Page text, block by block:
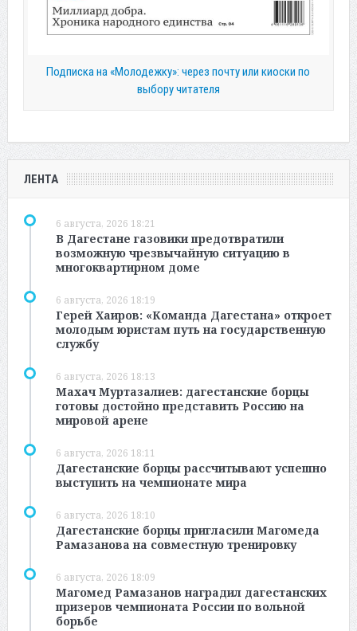
Подписка на «Молодежку»: через почту или киоски по
выбору читателя
ЛЕНТА
6 августа, 2026 18:21
В Дагестане газовики предотвратили
возможную чрезвычайную ситуацию в
многоквартирном доме
6 августа, 2026 18:19
Герей Хаиров: «Команда Дагестана» откроет
молодым юристам путь на государственную
службу
6 августа, 2026 18:13
Махач Муртазалиев: дагестанские борцы
готовы достойно представить Россию на
мировой арене
6 августа, 2026 18:11
Дагестанские борцы рассчитывают успешно
выступить на чемпионате мира
6 августа, 2026 18:10
Дагестанские борцы пригласили Магомеда
Рамазанова на совместную тренировку
6 августа, 2026 18:09
Магомед Рамазанов наградил дагестанских
призеров чемпионата России по вольной
борьбе